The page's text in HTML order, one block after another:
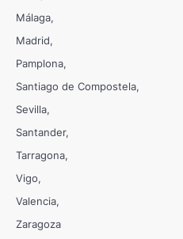
Málaga
Madrid
Pamplona
Santiago de Compostela
Sevilla
Santander
Tarragona
Vigo
Valencia
Zaragoza